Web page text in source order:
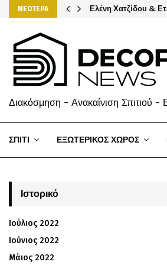
ΝΕΟΤΕΡΑ Ελένη Χατζίδου &
Διακόσμηση - Ανακαίνιση Σπιτιού -
ΣΠΙΤΙ ΕΞΩΤΕΡΙΚΟΣ ΧΩΡΟΣ
Ιστορικό
Ιούλιος 2022
Ιούνιος 2022
Μάιος 2022